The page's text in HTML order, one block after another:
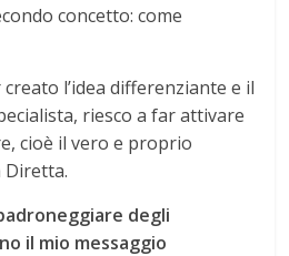
concetto: come
l’idea differenziante e il
riesco a far attivare
cioè il vero e proprio
Diretta.
degli
il mio messaggio